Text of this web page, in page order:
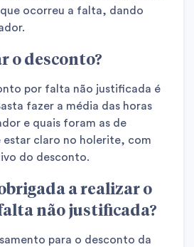
ocorreu a falta, dando
o desconto?
por falta não justificada é
fazer a média das horas
e quais foram as de
estar claro no holerite, com
do desconto.
a realizar o
não justificada?
para o desconto da